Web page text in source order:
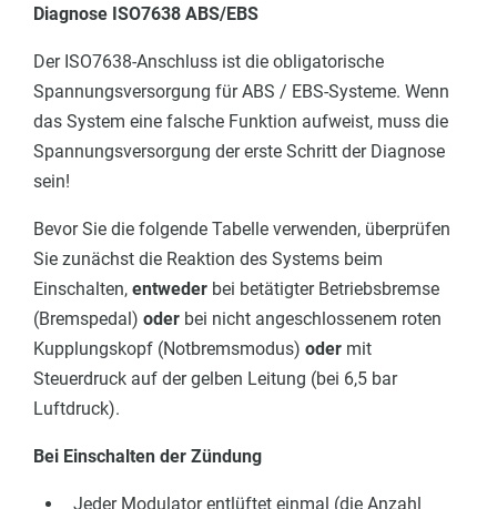
Diagnose ISO7638 ABS/EBS
Der ISO7638-Anschluss ist die obligatorische
Spannungsversorgung für ABS / EBS-Systeme. Wenn
das System eine falsche Funktion aufweist, muss die
Spannungsversorgung der erste Schritt der Diagnose
sein!
Bevor Sie die folgende Tabelle verwenden, überprüfen
Sie zunächst die Reaktion des Systems beim
Einschalten, entweder bei betätigter Betriebsbremse
(Bremspedal) oder bei nicht angeschlossenem roten
Kupplungskopf (Notbremsmodus) oder mit
Steuerdruck auf der gelben Leitung (bei 6,5 bar
Luftdruck).
Bei Einschalten der Zündung
Jeder Modulator entlüftet einmal (die Anzahl